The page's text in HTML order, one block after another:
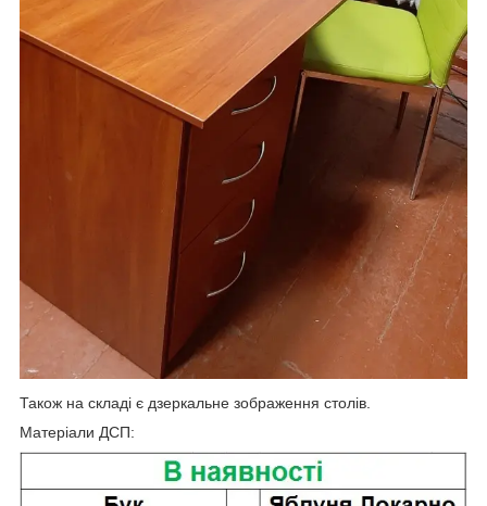
Також на складі є дзеркальне зображення столів.
Матеріали ДСП: